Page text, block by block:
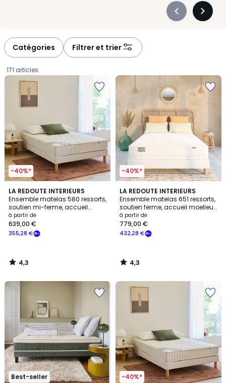
Précédent
Catégories Filtrer et trier
171 articles
-40%*
LA REDOUTE INTERIEURS
Ensemble matelas 580 ressorts,
soutien mi-ferme, accueil
moelleux et sommier
Prix
à
partir
639,00
€
à
programme
pour
payer
à
la
place
355,28
€.
à partir de
355,28 €
639,00 €
4,3
/ 5
4,3
/
-40%*
LA REDOUTE INTERIEURS
Ensemble matelas 651 ressorts,
soutien ferme, accueil moelleux
et sommier
à partir de
432,28 €
779,00 €
4,3
/ 5
4,3
/
Best-seller -40%*